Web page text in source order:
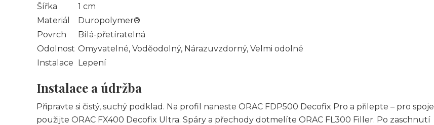
Šířka
1 cm
Materiál
Duropolymer®
Povrch
Bílá-přetíratelná
Odolnost Omyvatelné, Voděodolný, Nárazuvzdorný, Velmi odolné
Instalace Lepení
Instalace a údržba
Připravte si čistý, suchý podklad. Na profil naneste ORAC FDP500 Decofix Pro a přilepte – pro spoje
použijte ORAC FX400 Decofix Ultra. Spáry a přechody dotmelíte ORAC FL300 Filler. Po zaschnutí